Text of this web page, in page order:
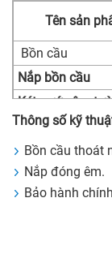
Tên sản
Bồn cầu
Nắp bồn cầu
Két nước âm
Nắp đậy nút xả
Bộ phụ kiện đỡ
cầu
Trọn bộ sản
Thông số kỹ
Bồn cầu thoát
Nắp đóng êm.
Bảo hành